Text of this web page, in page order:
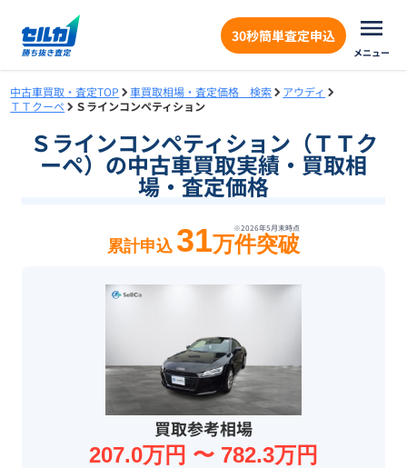
30秒簡単査定申込
メニュー
中古車買取・査定TOP 車買取相場・査定価格 検索
アウディ
ＴＴクーペ
Ｓラインコンペティション
Ｓラインコンペティション（ＴＴク
ーペ）の中古車買取実績・買取相
場・査定価格
※2026年5月末時点
累計申込 31万件突破
買取参考相場
207.0万円 〜 782.3万円